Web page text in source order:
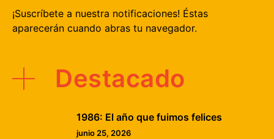
¡Suscríbete a nuestra notificaciones! Éstas
aparecerán cuando abras tu navegador.
Destacado
1986: El año que fuimos felices
junio 25, 2026